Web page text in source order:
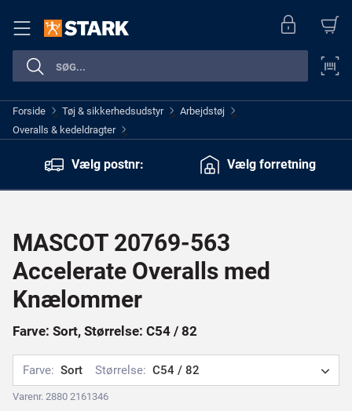
Forside > Tøj & sikkerhedsudstyr > Arbejdstøj >
Overalls & kedeldragter >
Vælg postnr:
Vælg forretning
MASCOT 20769-563
Accelerate Overalls med
Knælommer
Farve: Sort, Størrelse: C54 / 82
Farve: Sort Størrelse: C54 / 82
Varenr. 2880 2161346